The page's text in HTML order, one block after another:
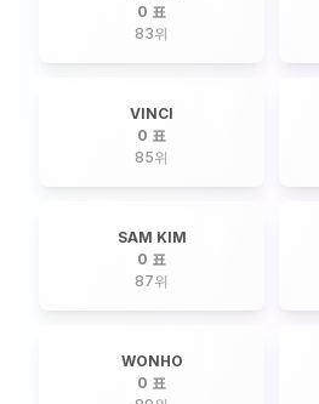
0 표
83위
VINCI
0 표
85위
SAM KIM
0 표
87위
WONHO
0 표